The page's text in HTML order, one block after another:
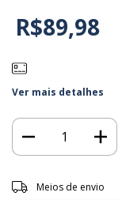
R$89,98
Ver mais detalhes
Entregas para o CEP:
Meios de envio